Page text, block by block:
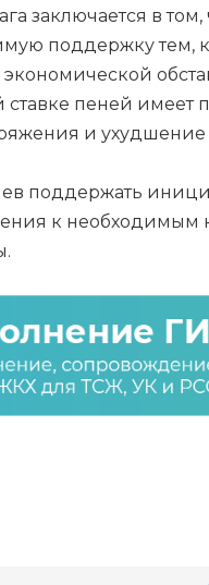
заключается в
поддержку тем,
пеней
и
поддержать
к